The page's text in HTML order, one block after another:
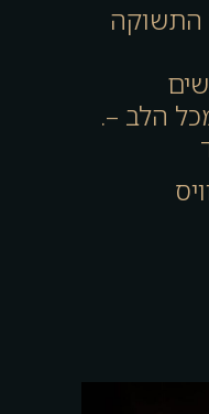
התשוקה
.זאת היצירה שלי מכל הלב –